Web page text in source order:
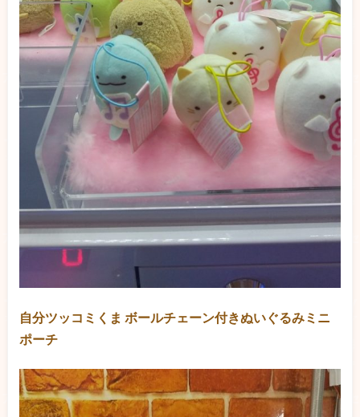
自分ツッコミくま ボールチェーン付きぬいぐるみミニ
ポーチ